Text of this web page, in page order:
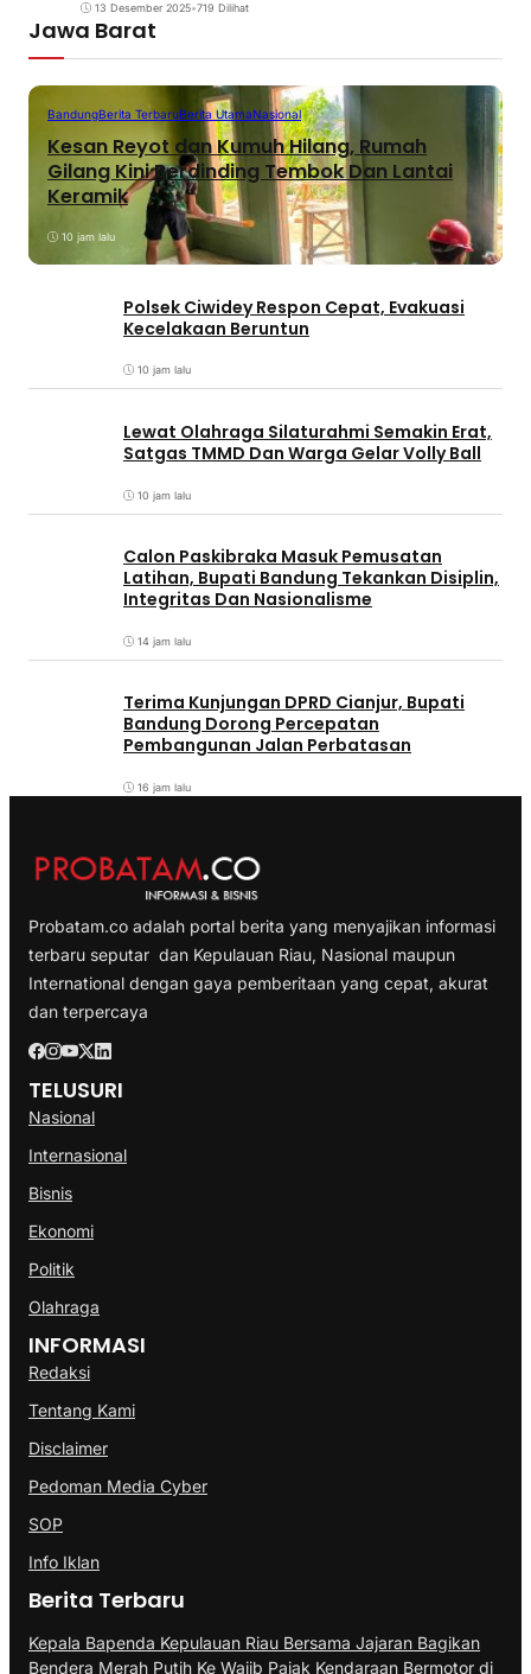
13 Desember 2025•719 Dilihat
Jawa Barat
BandungBerita TerbaruBerita UtamaNasional
Kesan Reyot dan Kumuh Hilang, Rumah
Gilang Kini Berdinding Tembok Dan Lantai
Keramik
10 jam lalu
Polsek Ciwidey Respon Cepat, Evakuasi
Kecelakaan Beruntun
10 jam lalu
Lewat Olahraga Silaturahmi Semakin Erat,
Satgas TMMD Dan Warga Gelar Volly Ball
10 jam lalu
Calon Paskibraka Masuk Pemusatan
Latihan, Bupati Bandung Tekankan Disiplin,
Integritas Dan Nasionalisme
14 jam lalu
Terima Kunjungan DPRD Cianjur, Bupati
Bandung Dorong Percepatan
Pembangunan Jalan Perbatasan
16 jam lalu
Probatam.co adalah portal berita yang menyajikan informasi
terbaru seputar dan Kepulauan Riau, Nasional maupun
International dengan gaya pemberitaan yang cepat, akurat
dan terpercaya
TELUSURI
Nasional
Internasional
Bisnis
Ekonomi
Politik
Olahraga
INFORMASI
Redaksi
Tentang Kami
Disclaimer
Pedoman Media Cyber
SOP
Info Iklan
Berita Terbaru
Kepala Bapenda Kepulauan Riau Bersama Jajaran Bagikan
Bendera Merah Putih Ke Wajib Pajak Kendaraan Bermotor di